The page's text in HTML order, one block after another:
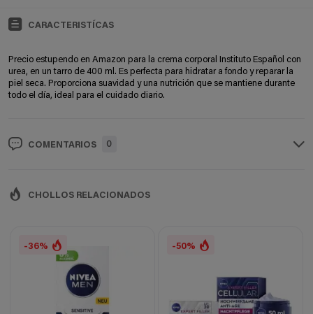
CARACTERISTÍCAS
Precio estupendo en Amazon para la crema corporal Instituto Español con
urea, en un tarro de 400 ml. Es perfecta para hidratar a fondo y reparar la
piel seca. Proporciona suavidad y una nutrición que se mantiene durante
todo el día, ideal para el cuidado diario.
COMENTARIOS 0
CHOLLOS RELACIONADOS
-36% -50%